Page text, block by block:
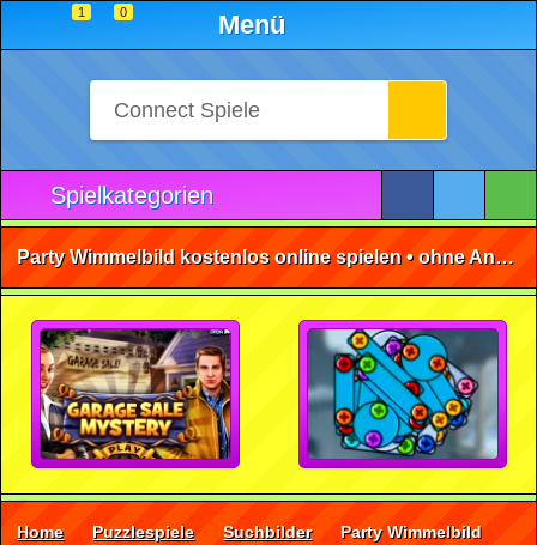
1 0 Menü
Spielkategorien
Party Wimmelbild kostenlos online spielen • ohne Anmeldung 🕹️
Home Puzzlespiele Suchbilder Party Wimmelbild